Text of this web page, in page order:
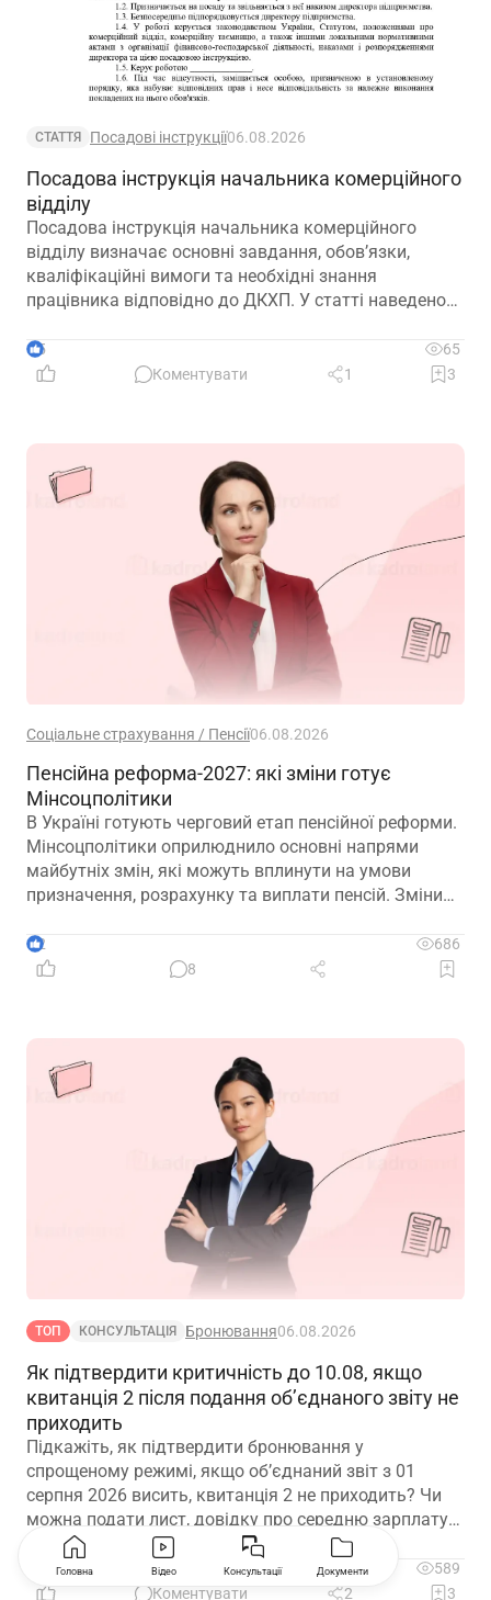
СТАТТЯ Посадові інструкції06.08.2026
Посадова інструкція начальника комерційного
відділу
Посадова інструкція начальника комерційного
відділу визначає основні завдання, обов’язки,
кваліфікаційні вимоги та необхідні знання
працівника відповідно до ДКХП. У статті наведено
до особливостей діяльності підприємства.
5
65
Коментувати
1 3
Соціальне страхування / Пенсії06.08.2026
Пенсійна реформа-2027: які зміни готує
Мінсоцполітики
В Україні готують черговий етап пенсійної реформи.
Мінсоцполітики оприлюднило основні напрями
майбутніх змін, які можуть вплинути на умови
призначення, розрахунку та виплати пенсій. Зміни
2
686
8
ТОП КОНСУЛЬТАЦІЯ Бронювання06.08.2026
Як підтвердити критичність до 10.08, якщо
квитанція 2 після подання об’єднаного звіту не
приходить
Підкажіть, як підтвердити бронювання у
спрощеному режимі, якщо обʼєднаний звіт з 01
серпня 2026 висить, квитанція 2 не приходить? Чи
можна подати лист, довідку про середню зарплату
та звіт з квитанцією №1?
589
Коментувати
2 3
Головна Відео Консультації Документи